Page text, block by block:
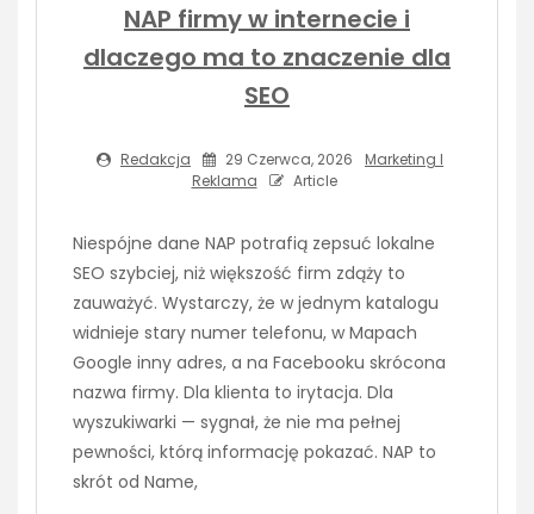
NAP firmy w internecie i
dlaczego ma to znaczenie dla
SEO
Redakcja 29 Czerwca, 2026
Marketing I
Reklama
Article
Niespójne dane NAP potrafią zepsuć lokalne
SEO szybciej, niż większość firm zdąży to
zauważyć. Wystarczy, że w jednym katalogu
widnieje stary numer telefonu, w Mapach
Google inny adres, a na Facebooku skrócona
nazwa firmy. Dla klienta to irytacja. Dla
wyszukiwarki — sygnał, że nie ma pełnej
pewności, którą informację pokazać. NAP to
skrót od Name,